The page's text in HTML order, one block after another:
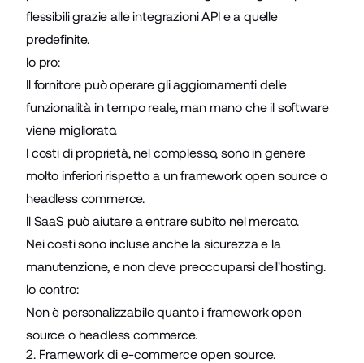
flessibili grazie alle integrazioni API e a quelle
predefinite.
Io pro:
Il fornitore può operare gli aggiornamenti delle
funzionalità in tempo reale, man mano che il software
viene migliorato.
I costi di proprietà, nel complesso, sono in genere
molto inferiori rispetto a un framework open source o
headless commerce.
Il SaaS può aiutare a entrare subito nel mercato.
Nei costi sono incluse anche la sicurezza e la
manutenzione, e non deve preoccuparsi dell'hosting.
Io contro:
Non è personalizzabile quanto i framework open
source o headless commerce.
2. Framework di e-commerce open source.